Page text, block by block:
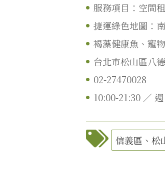
服務項目：空間
捷運綠色地圖：
褐藻健康魚、寵
台北市松山區八
02-27470028
10:00-21:30 ／
信義區、松